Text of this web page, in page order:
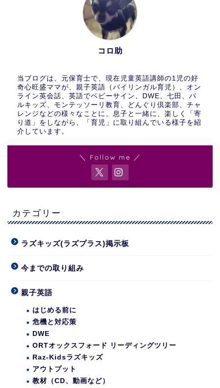
コロ助
当ブログは、元保育士で、現在児童英語講師の1児の好
奇心旺盛ママが、親子英語（バイリンガル育児）、オン
ライン英会話、英語でベビーサイン、DWE、七田、パ
ルキッズ、モンテッソーリ教育、どんぐり倶楽部、チャ
レンジなどの様々なことに、息子と一緒に、楽しく「寄
り道」をしながら、「育児」に取り組んでいる様子を紹
介しています。
＼ Follow me ／
カテゴリー
ラズキッズ(ラズプラス)掲示板
今までの取り組み
親子英語
はじめる前に
危機と対応策
DWE
ORTオックスフォード リーディングツリー
Raz-Kidsラズキッズ
アウトプット
教材（CD、動画など）